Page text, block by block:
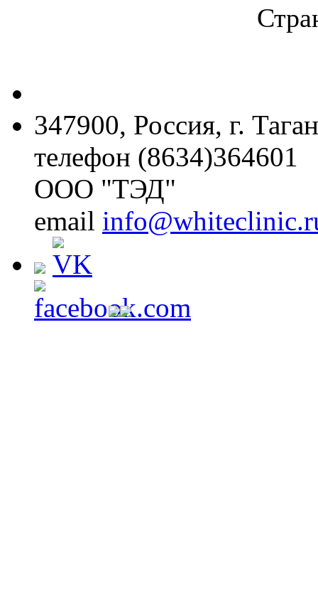
347900, Россия, г.
телефон (8634)364601
ООО "ТЭД"
email